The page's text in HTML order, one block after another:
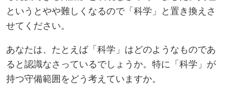
というとやや難しくなるので「科学」と置き換えさ
せてください。
あなたは、たとえば「科学」はどのようなものであ
ると認識なさっているでしょうか。特に「科学」が
持つ守備範囲をどう考えていますか。